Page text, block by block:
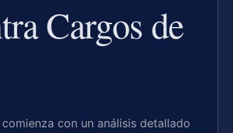
Cargos de
con un análisis detallado